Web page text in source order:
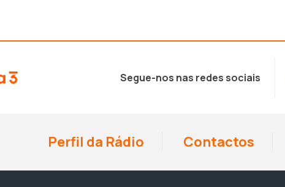
Segue-nos nas redes sociais
Perfil da Rádio Contactos